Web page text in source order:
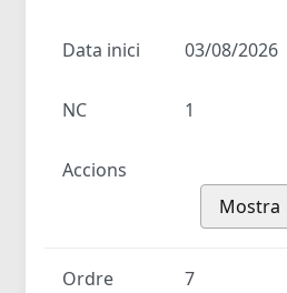
Data inici 03/08/2026
NC 1
Accions
Mostra
Ordre 7